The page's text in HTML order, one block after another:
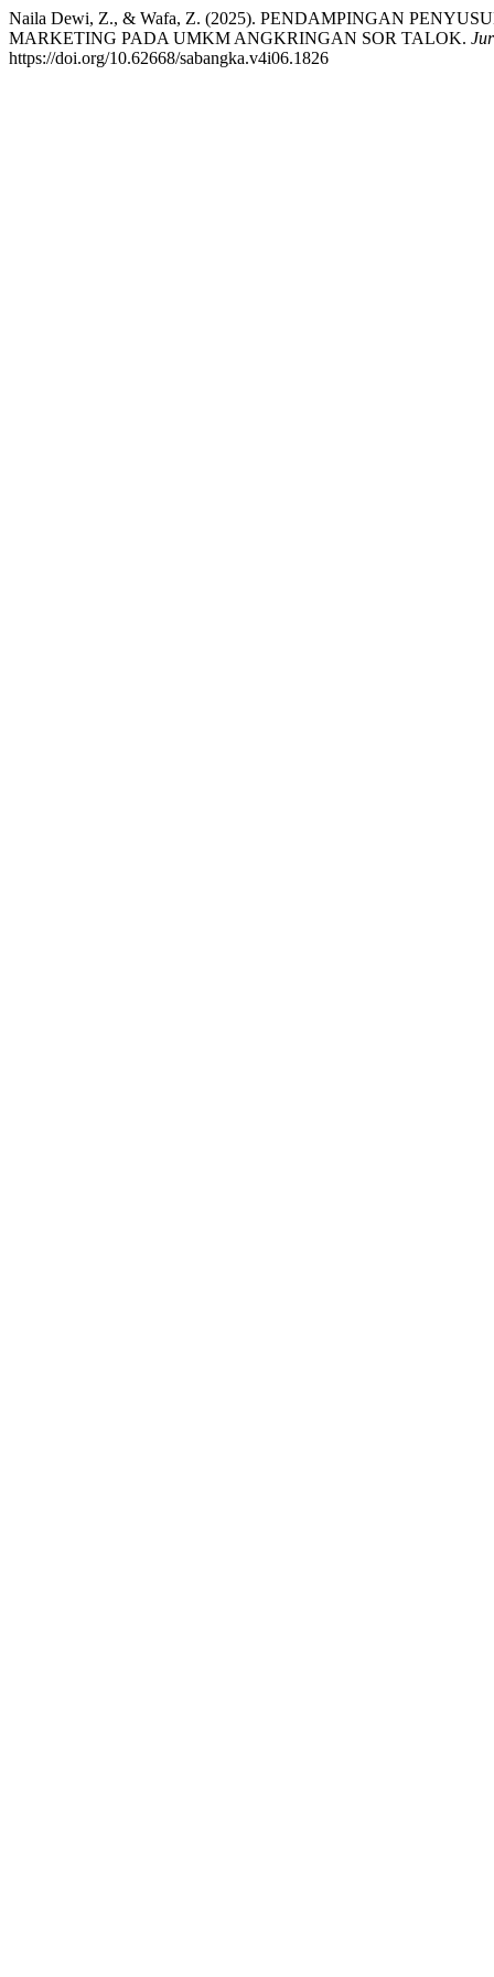
Naila Dewi, Z., & Wafa, Z. (2025). PENDAMPINGAN
MARKETING PADA UMKM ANGKRINGAN SOR TALOK.
https://doi.org/10.62668/sabangka.v4i06.1826